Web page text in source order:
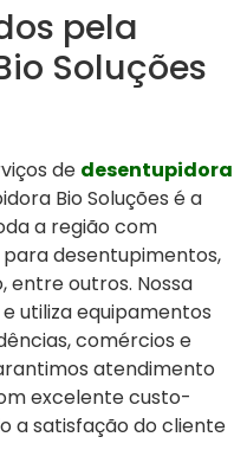
pela
Soluções
de desentupidora
Bio Soluções é a
a região com
desentupimentos,
entre outros. Nossa
utiliza equipamentos
comércios e
atendimento
excelente custo-
a satisfação do cliente